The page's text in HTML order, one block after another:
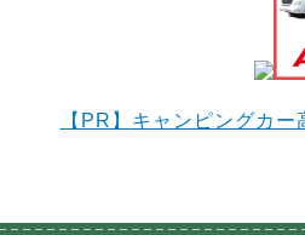
【PR】 キャンピングカ